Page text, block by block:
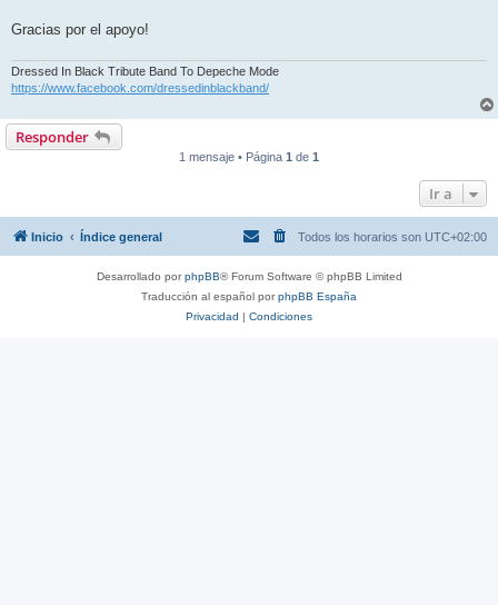
Gracias por el apoyo!
Dressed In Black Tribute Band To Depeche Mode
https://www.facebook.com/dressedinblackband/
Responder
1 mensaje • Página 1 de 1
Ir a
Inicio Índice general Todos los horarios son UTC+02:00
Desarrollado porphpBB® Forum Software © phpBB Limited
Traducción al español porphpBB España
Privacidad | Condiciones